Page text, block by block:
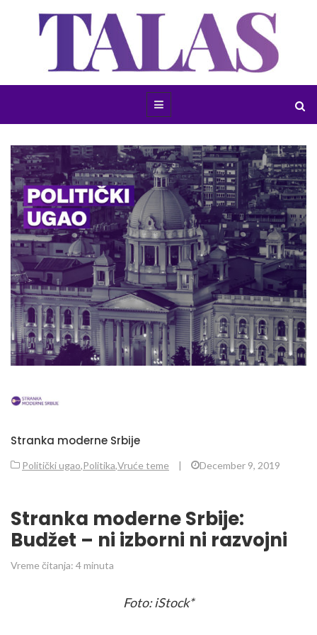
Stranka moderne Srbije
Politički ugao,Politika,Vruće teme | December 9, 2019
Stranka moderne Srbije:
Budžet – ni izborni ni razvojni
Vreme čitanja: 4minuta
Foto: iStock*